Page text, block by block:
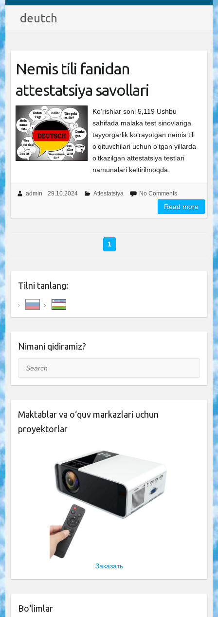
deutch
Nemis tili fanidan
attestatsiya savollari
Ko‘rishlar soni 5,119 Ushbu
sahifada malaka test sinovlariga
tayyorgarlik ko‘rayotgan nemis tili
o‘qituvchilari uchun o‘tgan yillarda
o‘tkazilgan attestatsiya testlari
namunalari keltirilmoqda.
admin 29.10.2024 Attestatsiya No Comments
Read more
1
Tilni tanlang:
Nimani qidiramiz?
Search
Maktablar va o‘quv markazlari uchun
proyektorlar
Заказать
Bo‘limlar